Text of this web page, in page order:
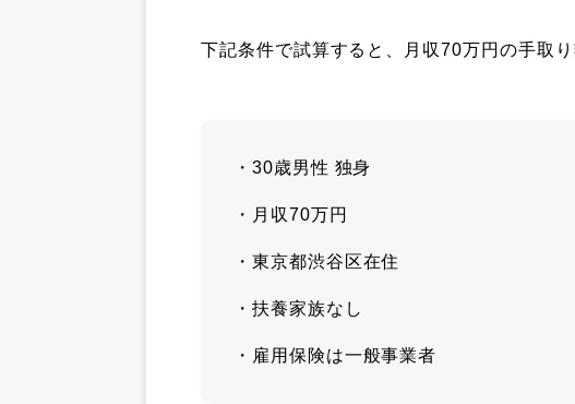
下記条件で試算すると、月収70万円の手取
・30歳男性 独身
・月収70万円
・東京都渋谷区在住
・扶養家族なし
・雇用保険は一般事業者